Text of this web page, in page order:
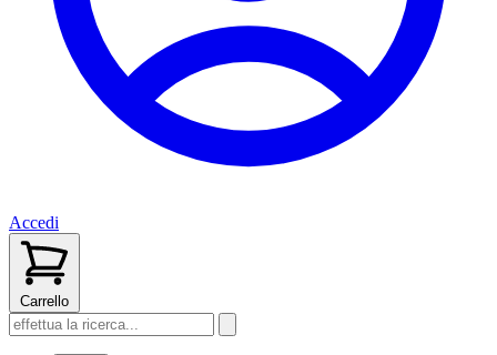
Accedi
Carrello